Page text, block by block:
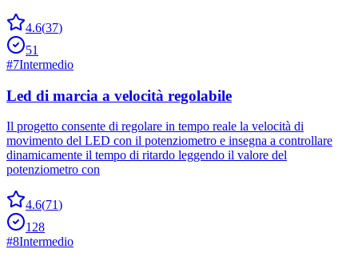
4.6(37)
51
#7Intermedio
Led di marcia a velocità regolabile
Il progetto consente di regolare in tempo reale la velocità di
movimento del LED con il potenziometro e insegna a controllare
dinamicamente il tempo di ritardo leggendo il valore del
potenziometro con
4.6(71)
128
#8Intermedio